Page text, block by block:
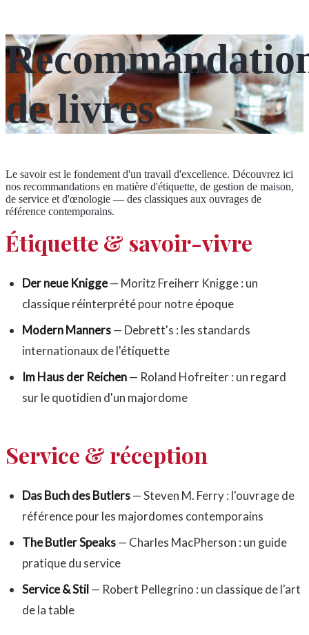
de livres
Le savoir est le fondement d'un travail d'excellence. Découvrez ici
nos recommandations en matière d'étiquette, de gestion de maison,
de service et d'œnologie — des classiques aux ouvrages de
référence contemporains.
Étiquette & savoir-vivre
Der neue Knigge— Moritz Freiherr Knigge : un
classique réinterprété pour notre époque
Modern Manners— Debrett's : les standards
internationaux de l'étiquette
Im Haus der Reichen— Roland Hofreiter : un regard
sur le quotidien d'un majordome
Service & réception
Das Buch des Butlers— Steven M. Ferry : l'ouvrage de
référence pour les majordomes contemporains
The Butler Speaks— Charles MacPherson : un guide
pratique du service
Service & Stil— Robert Pellegrino : un classique de l'art
de la table